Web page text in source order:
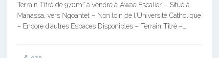
Terrain Titré de 970m² à vendre à Awae Escalier – Situé à
Manassa, vers Ngoantet – Non loin de l’Université Catholique
– Encore d’autres Espaces Disponibles – Terrain Titré –…